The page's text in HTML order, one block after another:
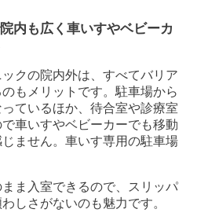
内も広く車いすやベビーカ
クの院内外は、すべてバリア
もメリットです。駐車場から
ているほか、待合室や診療室
車いすやベビーカーでも移動
ません。車いす専用の駐車場
ま入室できるので、スリッパ
しさがないのも魅力です。